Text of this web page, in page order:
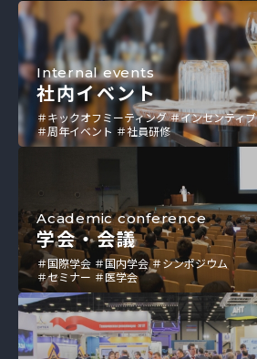
Internal events
社内イベント
＃キックオフミーティング ＃インセンティブ
＃周年イベント ＃社員研修
Academic conference
学会・会議
＃国際学会 ＃国内学会 ＃シンポジウム
＃セミナー ＃医学会